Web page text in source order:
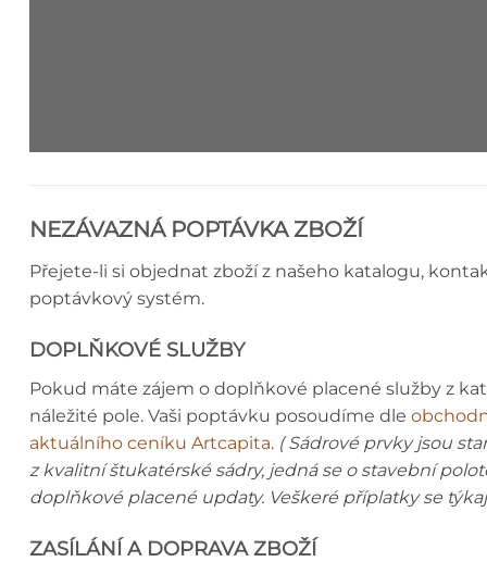
NEZÁVAZNÁ POPTÁVKA ZBOŽÍ
Přejete-li si objednat zboží z našeho katalogu,
poptávkový systém.
DOPLŇKOVÉ SLUŽBY
Pokud máte zájem o doplňkové placené služby z
náležité pole. Vaši poptávku posoudíme dle
aktuálního ceníku Artcapita. ( Sádrové prvky jsou
z kvalitní štukatérské sádry, jedná se o stavební
doplňkové placené updaty. Veškeré příplatky se
ZASÍLÁNÍ A DOPRAVA ZBOŽÍ